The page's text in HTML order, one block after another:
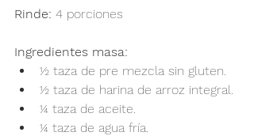
Rinde: 4 porciones
Ingredientes masa:
½ taza de pre mezcla sin gluten.
½ taza de harina de arroz integral.
¼ taza de aceite.
¼ taza de agua fría.